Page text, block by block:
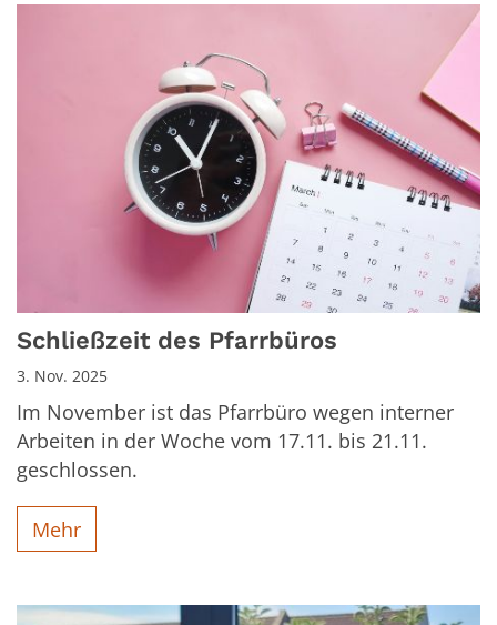
Schließzeit des Pfarrbüros
3. Nov. 2025
Im November ist das Pfarrbüro wegen interner
Arbeiten in der Woche vom 17.11. bis 21.11.
geschlossen.
Mehr